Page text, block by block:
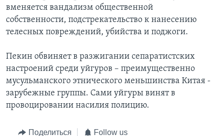
вменяется вандализм общественной
собственности, подстрекательство к нанесению
телесных повреждений, убийства и поджоги.
Пекин обвиняет в разжигании сепаратистских
настроений среди уйгуров – преимущественно
мусульманского этнического меньшинства Китая -
зарубежные группы. Сами уйгуры винят в
провоцировании насилия полицию.
Поделиться Follow us